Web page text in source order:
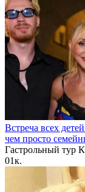
Встреча всех
чем просто
Гастрольный тур
01к.